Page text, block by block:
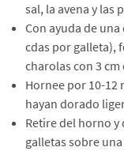
sal, la avena y las
Con ayuda de
cdas por galleta),
charolas con 3
Hornee por 10-12
hayan dorado
Retire del horno
galletas sobre